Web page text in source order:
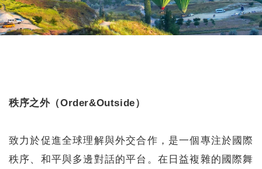
秩序之外（Order&Outside）
致力於促進全球理解與外交合作，是一個專注於國際
秩序、和平與多邊對話的平台。在日益複雜的國際舞